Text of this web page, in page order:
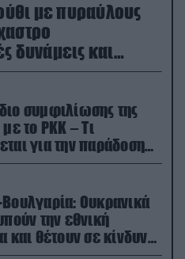
με πυραύλους
δυνάμεις και
συμφιλίωσης της
το ΡΚΚ – Τι
για την παράδοση
Ουκρανικά
την εθνική
και θέτουν σε κίνδυνο
χωρών του ΝΑΤΟ